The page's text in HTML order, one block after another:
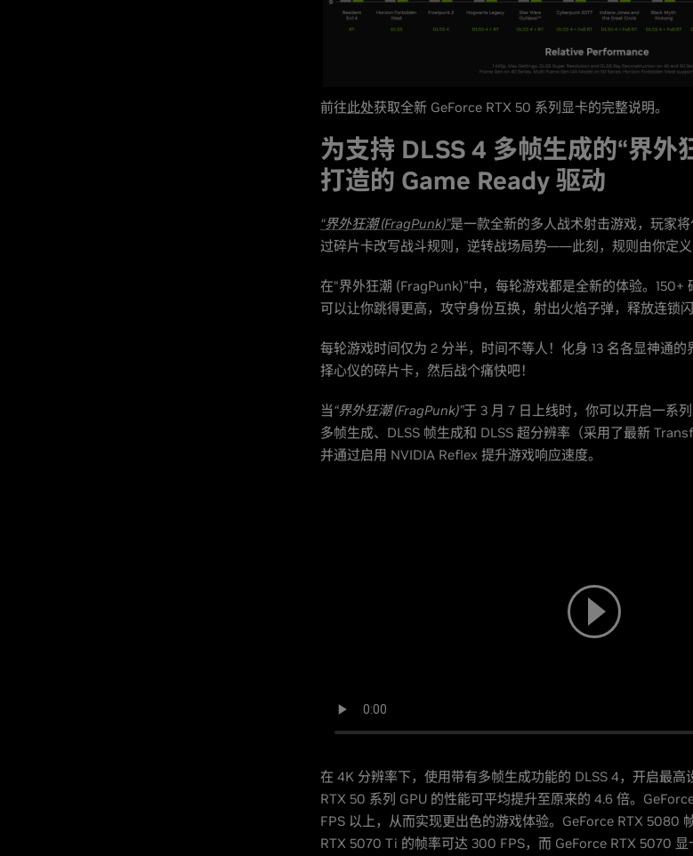
前往此处获取全新 GeForce RTX 50 系列显卡的完整说明。
为支持 DLSS 4 多帧生成的“界外
打造的 Game Ready 驱动
“界外狂潮 (FragPunk)”是一款全新的多人战术射击游戏，玩家
过碎片卡改写战斗规则，逆转战场局势——此刻，规则由你定义
在“界外狂潮 (FragPunk)”中，每轮游戏都是全新的体验。150+
可以让你跳得更高，攻守身份互换，射出火焰子弹，释放连锁
每轮游戏时间仅为 2 分半，时间不等人！化身 13 名各显神通
择心仪的碎片卡，然后战个痛快吧！
当“界外狂潮 (FragPunk)”于 3 月 7 日上线时，你可以开启一系
多帧生成、DLSS 帧生成和 DLSS 超分辨率（采用了最新
并通过启用 NVIDIA Reflex 提升游戏响应速度。
在 4K 分辨率下，使用带有多帧生成功能的 DLSS 4，开启最高
RTX 50 系列 GPU 的性能可平均提升至原来的 4.6 倍。
FPS 以上，从而实现更出色的游戏体验。GeForce RTX 5080
RTX 5070 Ti 的帧率可达 300 FPS，而 GeForce RTX 5070 显